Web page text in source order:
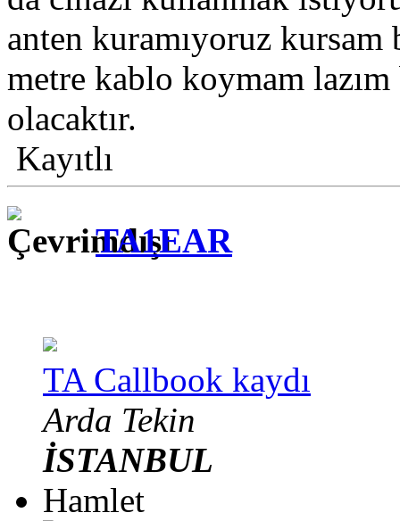
anten kuramıyoruz
metre kablo koymam
olacaktır.
Kayıtlı
TA1EAR
TA Callbook kaydı
Arda Tekin
İSTANBUL
Hamlet